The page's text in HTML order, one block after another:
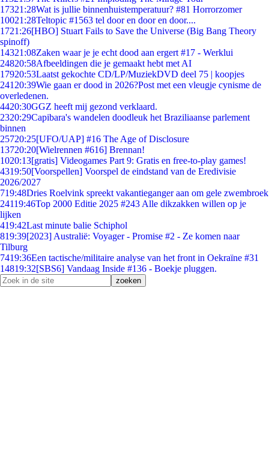
17321:28Wat is jullie binnenhuistemperatuur? #81 Horrorzomer
10021:28Teltopic #1563 tel door en door en door....
1721:26[HBO] Stuart Fails to Save the Universe (Big Bang Theory
spinoff)
14321:08Zaken waar je je echt dood aan ergert #17 - Werklui
24820:58Afbeeldingen die je gemaakt hebt met AI
17920:53Laatst gekochte CD/LP/MuziekDVD deel 75 | koopjes
241 20:39Wie gaan er dood in 2026?Post met een vleugje cynisme de
overledenen.
4420:30GGZ heeft mij gezond verklaard.
2320:29Capibara's wandelen doodleuk het Braziliaanse parlement
binnen
25720:25[UFO/UAP] #16 The Age of Disclosure
13720:20[Wielrennen #616] Brennan!
1020:13[gratis] Videogames Part 9: Gratis en free-to-play games!
4319:50[Voorspellen] Voorspel de eindstand van de Eredivisie
2026/2027
719:48Dries Roelvink spreekt vakantieganger aan om gele zwembroek
24119:46Top 2000 Editie 2025 #243 Alle dikzakken willen op je
lijken
419:42Last minute balie Schiphol
819:39[2023] Australië: Voyager - Promise #2 - Ze komen naar
Tilburg
7419:36Een tactische/militaire analyse van het front in Oekraïne #31
14819:32[SBS6] Vandaag Inside #136 - Boekje pluggen.